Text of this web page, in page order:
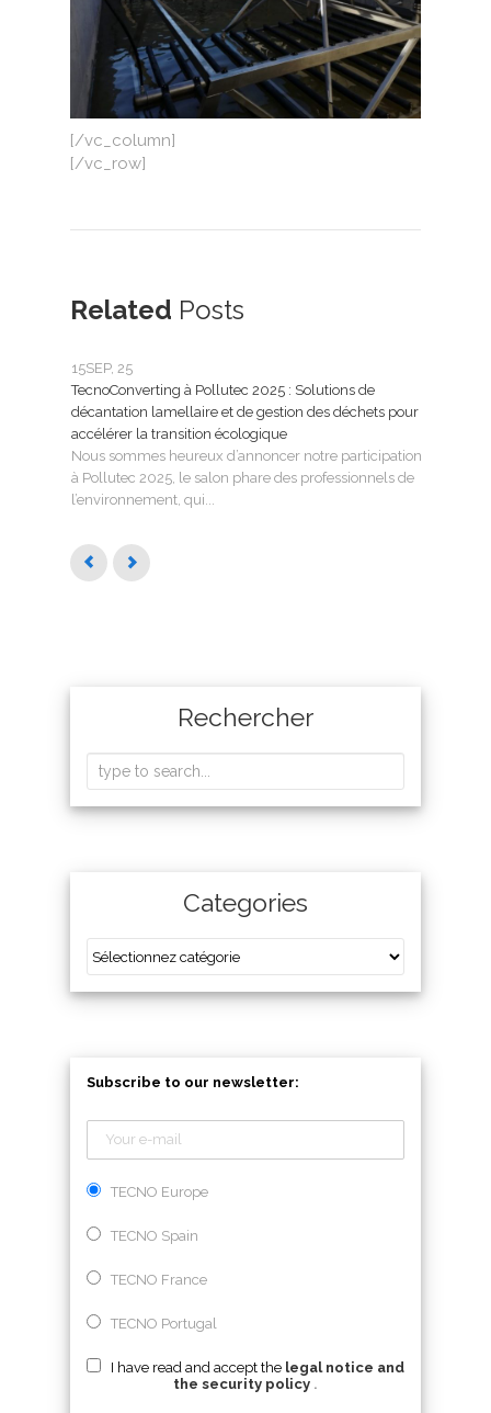
[/vc_column]
[/vc_row]
Related Posts
15SEP, 25
TecnoConverting à Pollutec 2025 : Solutions de
décantation lamellaire et de gestion des déchets pour
accélérer la transition écologique
Nous sommes heureux d’annoncer notre participation
à Pollutec 2025, le salon phare des professionnels de
l’environnement, qui...
Rechercher
Categories
Subscribe to our newsletter:
TECNO Europe
TECNO Spain
TECNO France
TECNO Portugal
I have read and accept the legal notice and
the security policy .